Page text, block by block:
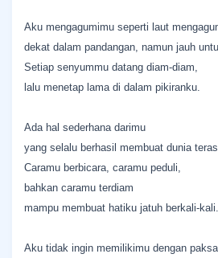
Aku mengagumimu seperti laut
dekat dalam pandangan, namun jauh
Setiap senyummu datang diam-diam,
lalu menetap lama di dalam pikiranku.
Ada hal sederhana darimu
yang selalu berhasil membuat dunia
Caramu berbicara, caramu peduli,
bahkan caramu terdiam
mampu membuat hatiku jatuh berkali-kali.
Aku tidak ingin memilikimu dengan